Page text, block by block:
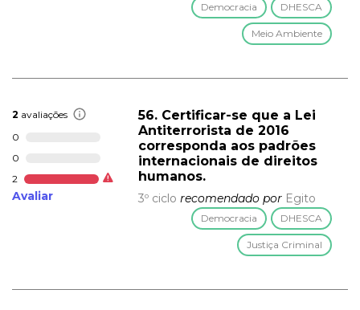
Democracia DHESCA
Meio Ambiente
2 avaliações
0
0
2
Avaliar
56. Certificar-se que a Lei
Antiterrorista de 2016
corresponda aos padrões
internacionais de direitos
humanos.
3º ciclo recomendado por Egito
Democracia DHESCA
Justiça Criminal